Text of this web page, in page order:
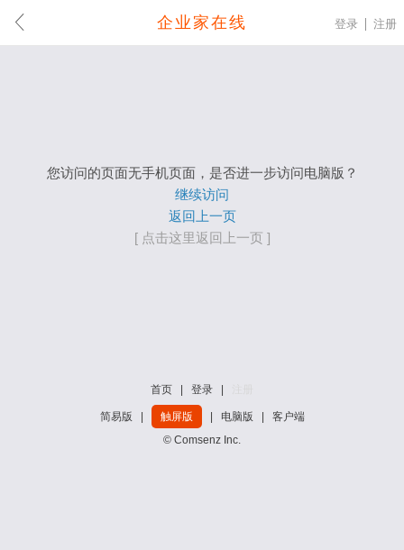
企业家在线 登录 注册
您访问的页面无手机页面，是否进一步访问电脑版？
继续访问
返回上一页
[ 点击这里返回上一页 ]
首页 登录
简易版 触屏版 电脑版
客户端
© Comsenz Inc.